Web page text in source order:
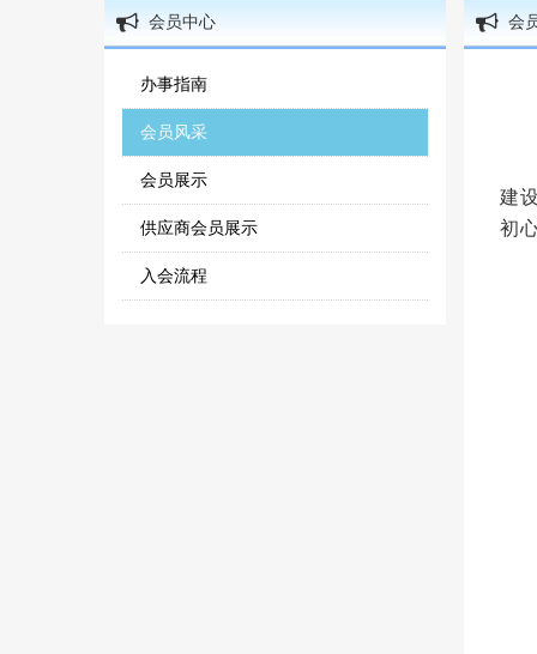
会员中心
办事指南
会员风采
会员展示
供应商会员展示
入会流程
会
建
初